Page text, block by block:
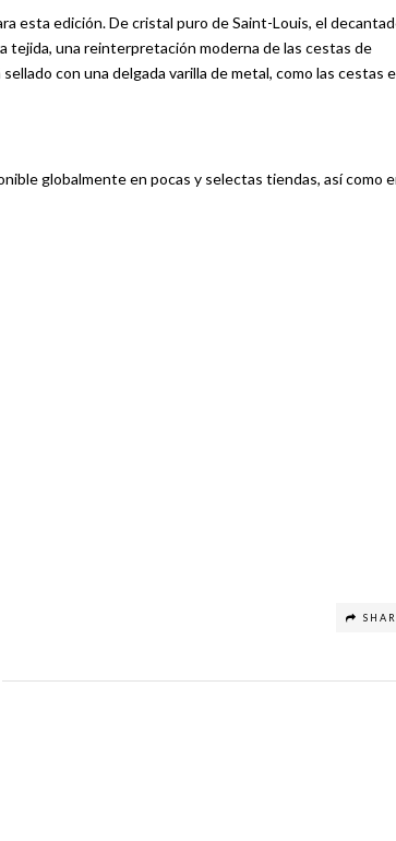
esta edición. De cristal puro de Saint-Louis, el
una reinterpretación moderna de las cestas de
con una delgada varilla de metal, como las cestas
globalmente en pocas y selectas tiendas, así como